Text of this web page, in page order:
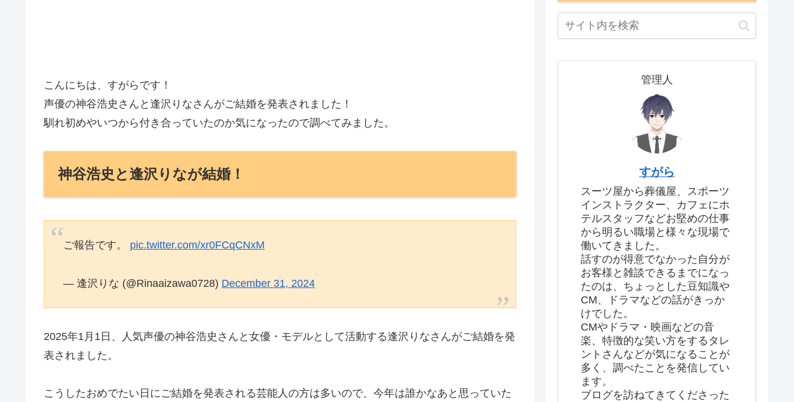
こんにちは、すがらです！
声優の神谷浩史さんと逢沢りなさんがご結婚を発表されました！
馴れ初めやいつから付き合っていたのか気になったので調べてみました。
神谷浩史と逢沢りなが結婚！
ご報告です。 pic.twitter.com/xr0FCqCNxM
— 逢沢りな (@Rinaaizawa0728) December 31, 2024
2025年1月1日、人気声優の神谷浩史さんと女優・モデルとして活動する逢沢りなさんがご結婚を発
表されました。
こうしたおめでたい日にご結婚を発表される芸能人の方は多いので、今年は誰かなあと思っていた
管理人
すがら
スーツ屋から葬儀屋、スポーツ
インストラクター、カフェにホ
テルスタッフなどお堅めの仕事
から明るい職場と様々な現場で
働いてきました。
話すのが得意でなかった自分が
お客様と雑談できるまでになっ
たのは、ちょっとした豆知識や
CM、ドラマなどの話がきっか
けでした。
CMやドラマ・映画などの音
楽、特徴的な笑い方をするタレ
ントさんなどが気になることが
多く、調べたことを発信してい
ます。
ブログを訪ねてきてくださった